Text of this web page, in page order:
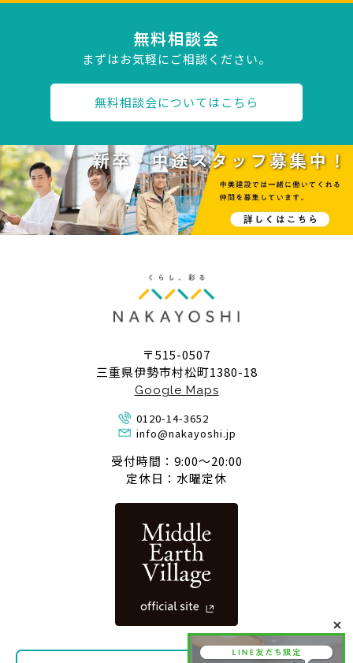
無料相談会
まずはお気軽にご相談ください。
無料相談会についてはこちら
〒515-0507
三重県伊勢市村松町1380-18
Google Maps
0120-14-3652
info@nakayoshi.jp
受付時間：9:00〜20:00
定休日：水曜定休